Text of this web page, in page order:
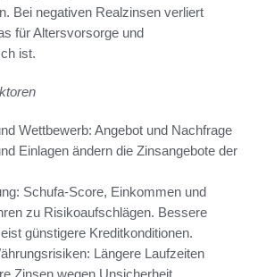
Bei negativen Realzinsen verliert
für Altersvorsorge und
ist.
Wettbewerb: Angebot und Nachfrage
Einlagen ändern die Zinsangebote der
Schufa-Score, Einkommen und
zu Risikoaufschlägen. Bessere
günstigere Kreditkonditionen.
Längere Laufzeiten
Zinsen wegen Unsicherheit.